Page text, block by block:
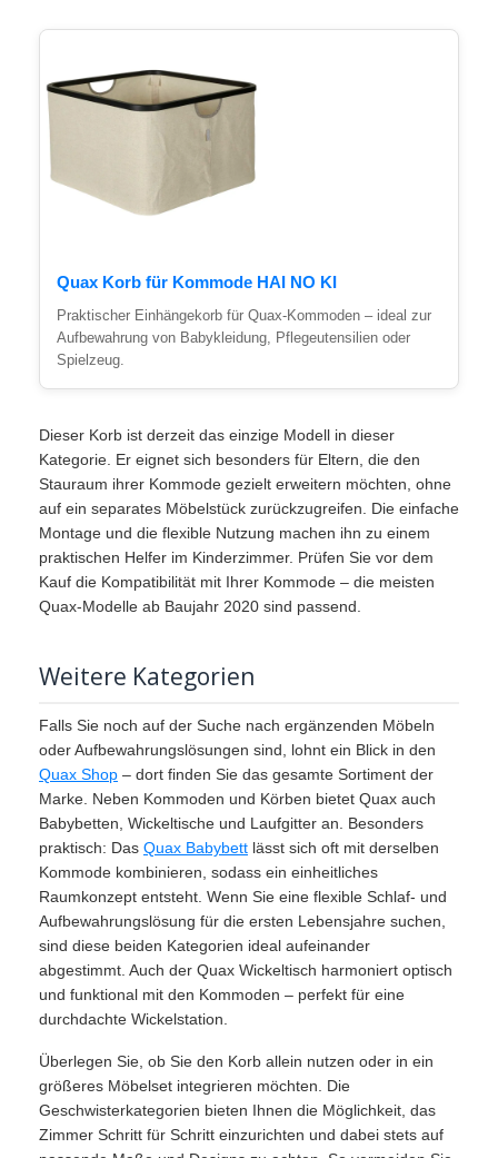
Quax Korb für Kommode HAI NO KI
Praktischer Einhängekorb für Quax-Kommoden – ideal zur
Aufbewahrung von Babykleidung, Pflegeutensilien oder
Spielzeug.
Dieser Korb ist derzeit das einzige Modell in dieser
Kategorie. Er eignet sich besonders für Eltern, die den
Stauraum ihrer Kommode gezielt erweitern möchten, ohne
auf ein separates Möbelstück zurückzugreifen. Die einfache
Montage und die flexible Nutzung machen ihn zu einem
praktischen Helfer im Kinderzimmer. Prüfen Sie vor dem
Kauf die Kompatibilität mit Ihrer Kommode – die meisten
Quax-Modelle ab Baujahr 2020 sind passend.
Weitere Kategorien
Falls Sie noch auf der Suche nach ergänzenden Möbeln
oder Aufbewahrungslösungen sind, lohnt ein Blick in den
Quax Shop – dort finden Sie das gesamte Sortiment der
Marke. Neben Kommoden und Körben bietet Quax auch
Babybetten, Wickeltische und Laufgitter an. Besonders
praktisch: Das Quax Babybett lässt sich oft mit derselben
Kommode kombinieren, sodass ein einheitliches
Raumkonzept entsteht. Wenn Sie eine flexible Schlaf- und
Aufbewahrungslösung für die ersten Lebensjahre suchen,
sind diese beiden Kategorien ideal aufeinander
abgestimmt. Auch der Quax Wickeltisch harmoniert optisch
und funktional mit den Kommoden – perfekt für eine
durchdachte Wickelstation.
Überlegen Sie, ob Sie den Korb allein nutzen oder in ein
größeres Möbelset integrieren möchten. Die
Geschwisterkategorien bieten Ihnen die Möglichkeit, das
Zimmer Schritt für Schritt einzurichten und dabei stets auf